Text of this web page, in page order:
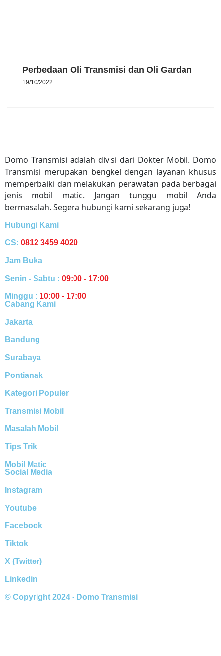
Perbedaan Oli Transmisi dan Oli Gardan
19/10/2022
Domo Transmisi adalah divisi dari Dokter Mobil. Domo
Transmisi merupakan bengkel dengan layanan khusus
memperbaiki dan melakukan perawatan pada berbagai
jenis mobil matic. Jangan tunggu mobil Anda
bermasalah. Segera hubungi kami sekarang juga!
Hubungi Kami
CS: 0812 3459 4020
Jam Buka
Senin - Sabtu : 09:00 - 17:00
Minggu : 10:00 - 17:00
Cabang Kami
Jakarta
Bandung
Surabaya
Pontianak
Kategori Populer
Transmisi Mobil
Masalah Mobil
Tips Trik
Mobil Matic
Social Media
Instagram
Youtube
Facebook
Tiktok
X (Twitter)
Linkedin
© Copyright 2024 - Domo Transmisi